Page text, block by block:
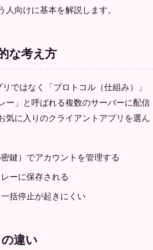
人向けに基本を解説します。
な考え方
ではなく「プロトコル（仕組み）」
ー」と呼ばれる複数のサーバーに配信
気に入りのクライアントアプリを選ん
鍵）でアカウントを管理する
ーに保存される
括停止が起きにくい
違い